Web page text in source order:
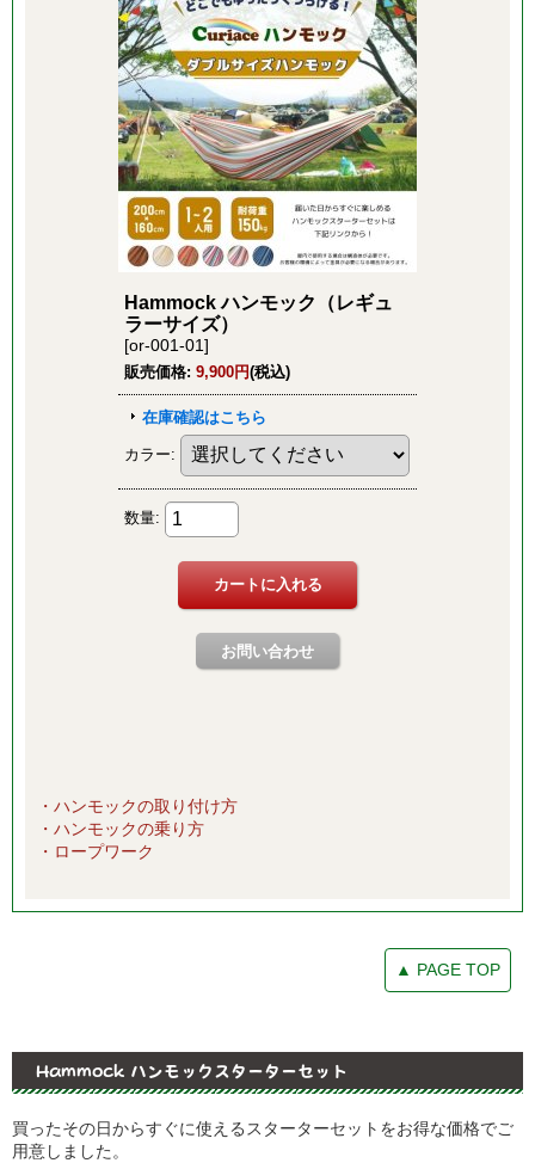
・ハンモックの取り付け方
・ハンモックの乗り方
・ロープワーク
▲ PAGE TOP
Hammock ハンモックスターターセット
買ったその日からすぐに使えるスターターセットをお得な価格でご
用意しました。